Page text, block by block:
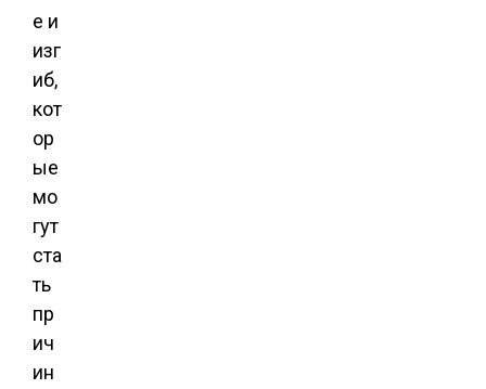
е и
изг
иб,
кот
ор
ые
мо
гут
ста
ть
пр
ич
ин